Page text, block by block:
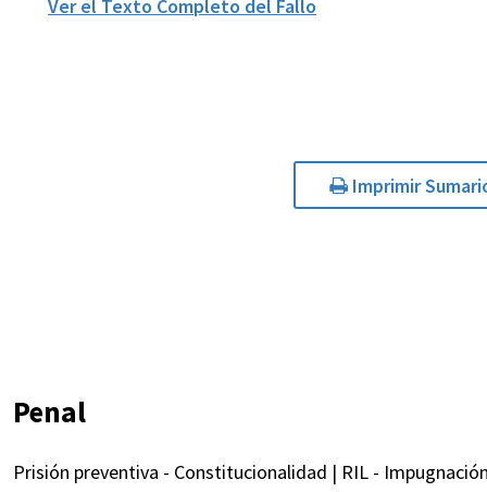
Ver el Texto Completo del Fallo
Imprimir
Penal
Prisión preventiva - Constitucionalidad | RIL -